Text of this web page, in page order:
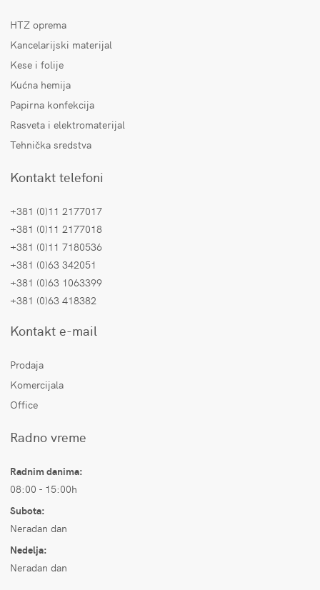
HTZ oprema
Kancelarijski materijal
Kese i folije
Kućna hemija
Papirna konfekcija
Rasveta i elektromaterijal
Tehnička sredstva
Kontakt telefoni
+381 (0)11 2177017
+381 (0)11 2177018
+381 (0)11 7180536
+381 (0)63 342051
+381 (0)63 1063399
+381 (0)63 418382
Kontakt e-mail
Prodaja
Komercijala
Office
Radno vreme
Radnim danima:
08:00 - 15:00h
Subota:
Neradan dan
Nedelja:
Neradan dan